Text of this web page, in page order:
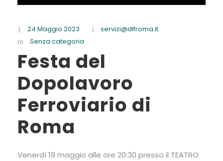
24 Maggio 2023
servizi@dlfroma.it
Senza categoria
Festa del
Dopolavoro
Ferroviario di
Roma
Venerdì 19 maggio alle ore 20:30 presso il TEATRO